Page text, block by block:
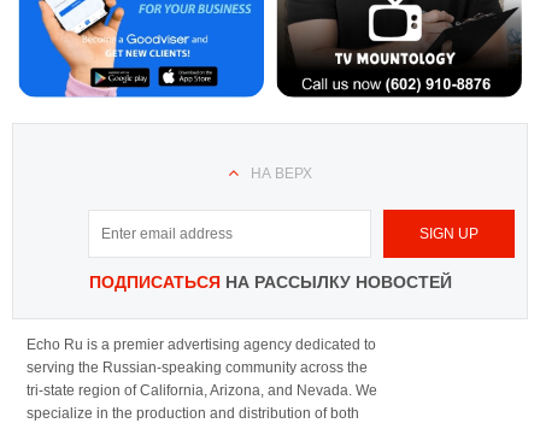
НА ВЕРХ
ПОДПИСАТЬСЯНА РАССЫЛКУ НОВОСТЕЙ
Echo Ru is a premier advertising agency dedicated to
serving the Russian-speaking community across the
tri-state region of California, Arizona, and Nevada. We
specialize in the production and distribution of both